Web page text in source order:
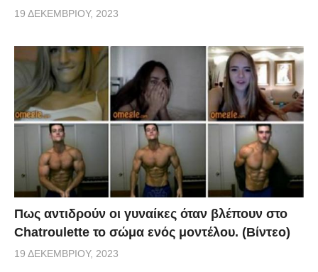
19 ΔΕΚΕΜΒΡΊΟΥ, 2023
Πως αντιδρούν οι γυναίκες όταν βλέπουν στο
Chatroulette το σώμα ενός μοντέλου. (Βίντεο)
19 ΔΕΚΕΜΒΡΊΟΥ, 2023